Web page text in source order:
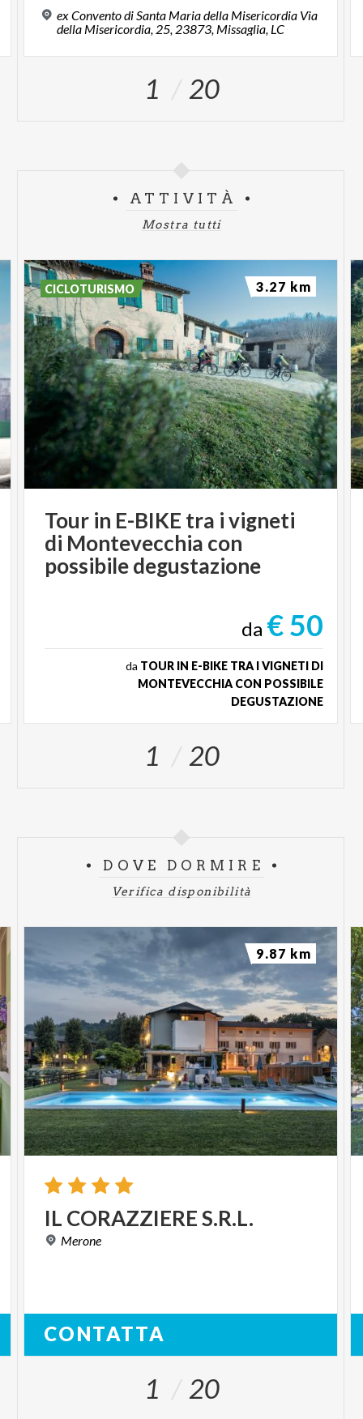
ex Convento di Santa Maria della Misericordia Via
della Misericordia, 25, 23873, Missaglia, LC
1 20
ATTIVITÀ
Mostra tutti
Tour in E-BIKE tra i vigneti
di Montevecchia con
possibile degustazione
da € 50
da TOUR IN E-BIKE TRA I VIGNETI DI
MONTEVECCHIA CON POSSIBILE
DEGUSTAZIONE
CICLOTURISMO 3.27 km
1 20
DOVE DORMIRE
Verifica disponibilità
IL CORAZZIERES.R.L.
Merone
CONTATTA
9.87 km
1 20